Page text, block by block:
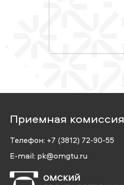
Приемная комиссия
Телефон: +7 (3812) 72-90-55
E-mail: pk@omgtu.ru